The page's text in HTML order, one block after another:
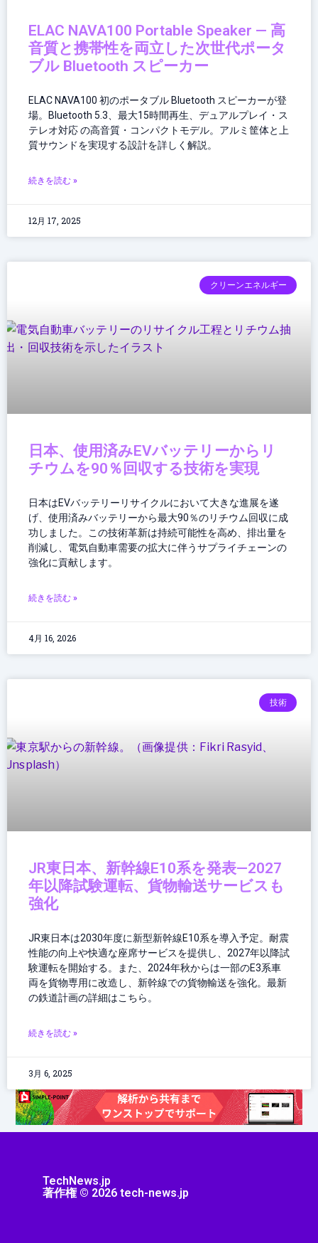
ELAC NAVA100 Portable Speaker — 高
音質と携帯性を両立した次世代ポータ
ブル Bluetooth スピーカー
ELAC NAVA100 初のポータブル Bluetooth スピーカーが登
場。Bluetooth 5.3、最大15時間再生、デュアルプレイ・ス
テレオ対応 の高音質・コンパクトモデル。アルミ筐体と上
質サウンドを実現する設計を詳しく解説。
続きを読む »
12月 17, 2025
クリーンエネルギー
日本、使用済みEVバッテリーからリ
チウムを90％回収する技術を実現
日本はEVバッテリーリサイクルにおいて大きな進展を遂
げ、使用済みバッテリーから最大90％のリチウム回収に成
功しました。この技術革新は持続可能性を高め、排出量を
削減し、電気自動車需要の拡大に伴うサプライチェーンの
強化に貢献します。
続きを読む »
4月 16, 2026
技術
JR東日本、新幹線E10系を発表—2027
年以降試験運転、貨物輸送サービスも
強化
JR東日本は2030年度に新型新幹線E10系を導入予定。耐震
性能の向上や快適な座席サービスを提供し、2027年以降試
験運転を開始する。また、2024年秋からは一部のE3系車
両を貨物専用に改造し、新幹線での貨物輸送を強化。最新
の鉄道計画の詳細はこちら。
続きを読む »
3月 6, 2025
TechNews.jp
著作権 © 2026 tech-news.jp